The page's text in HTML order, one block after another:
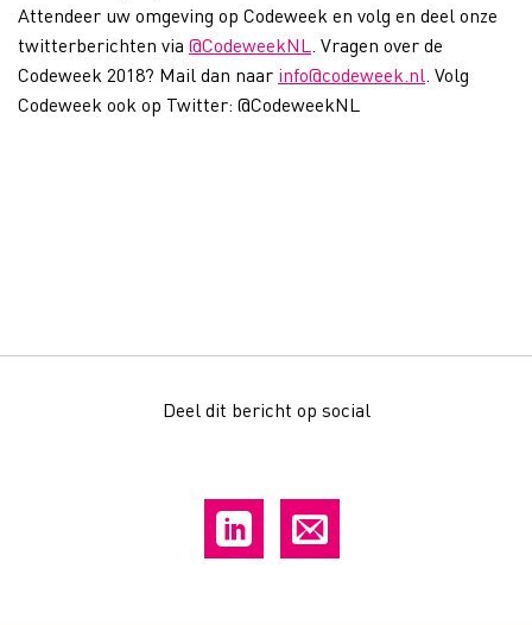
Attendeer uw omgeving op Codeweek en volg en deel onze
twitterberichten via @CodeweekNL
. Vragen over de
Codeweek 2018? Mail dan naar info@codeweek.nl . Volg
Codeweek ook op Twitter: @CodeweekNL
Deel dit bericht op social